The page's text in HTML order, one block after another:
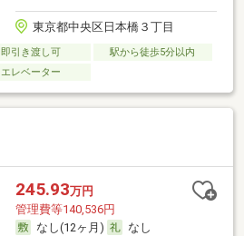
東京都中央区日本橋３丁目
即引き渡し可
駅から徒歩5分以内
エレベーター
245.93万円
管理費等140,536円
なし(12ヶ月)
なし